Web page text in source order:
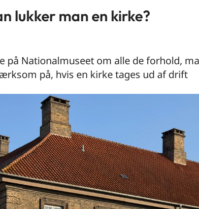
lukker man en kirke?
på Nationalmuseet om alle de forhold,
på, hvis en kirke tages ud af drift